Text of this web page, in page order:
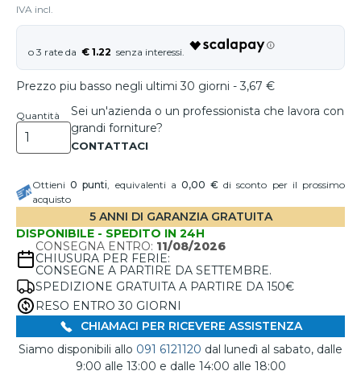
IVA incl.
€ 1.22
Prezzo piu basso negli ultimi 30 giorni - 3,67 €
Quantità
Sei un'azienda o un professionista che lavora con
grandi forniture?
Ottieni0 punti, equivalenti a 0,00 € di sconto per il prossimo
acquisto
5 ANNI DI GARANZIA GRATUITA
DISPONIBILE - SPEDITO IN 24H
CONSEGNA ENTRO: 11/08/2026
CHIUSURA PER FERIE:
CONSEGNE A PARTIRE DA SETTEMBRE.
SPEDIZIONE GRATUITA A PARTIRE DA 150€
RESO ENTRO 30 GIORNI
CHIAMACI PER RICEVERE ASSISTENZA
Siamo disponibili allo 091 6121120 dal lunedì al sabato, dalle
9:00 alle 13:00 e dalle 14:00 alle 18:00